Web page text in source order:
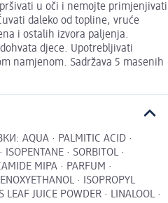
u oči i nemojte primjenjivati
daleko od topline, vruće
i ostalih izvora paljenja.
djece. Upotrebljivati
namjenom. Sadržava 5 masenih
AQUA · PALMITIC ACID ·
ISOPENTANE · SORBITOL ·
MIPA · PARFUM ·
· ISOPROPYL
LEAF JUICE POWDER · LINALOOL ·